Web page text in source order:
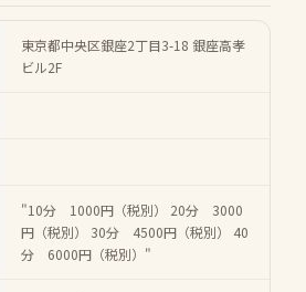
東京都中央区銀座2丁目3-18 銀座高孝
ビル2F
"10分 1000円（税別） 20分 3000
円（税別） 30分 4500円（税別） 40
分 6000円（税別）"